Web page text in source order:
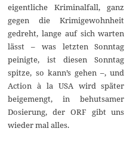
eigentliche Kriminalfall, ganz
gegen die Krimigewohnheit
gedreht, lange auf sich warten
lässt – was letzten Sonntag
peinigte, ist diesen Sonntag
spitze, so kann’s gehen –, und
Action à la USA wird später
beigemengt, in behutsamer
Dosierung, der ORF gibt uns
wieder mal alles.